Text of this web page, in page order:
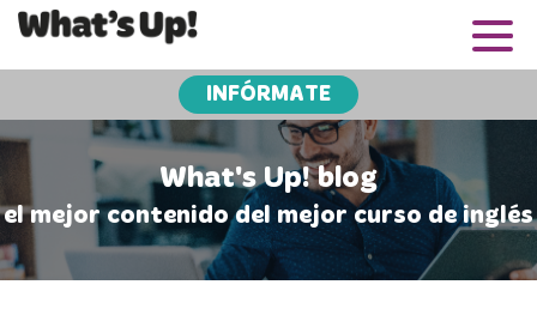
INFÓRMATE
What's Up! blog
el mejor contenido del mejor curso de inglés